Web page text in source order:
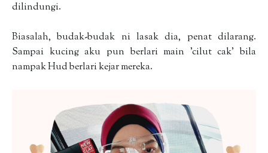
dilindungi.
Biasalah, budak-budak ni lasak dia, penat dilarang.
Sampai kucing aku pun berlari main 'cilut cak' bila
nampak Hud berlari kejar mereka.